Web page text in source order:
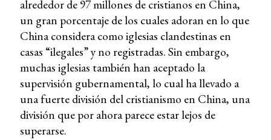
alrededor de 97 millones de cristianos en China,
un gran porcentaje de los cuales adoran en lo que
China considera como iglesias clandestinas en
casas “ilegales” y no registradas. Sin embargo,
muchas iglesias también han aceptado la
supervisión gubernamental, lo cual ha llevado a
una fuerte división del cristianismo en China, una
división que por ahora parece estar lejos de
superarse.